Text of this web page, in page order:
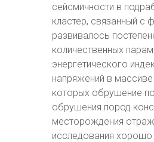
сейсмичности в
кластер, связанный
развивалось
количественных
энергетического
напряжений в
которых обрушение
обрушения пород
месторождения
исследования